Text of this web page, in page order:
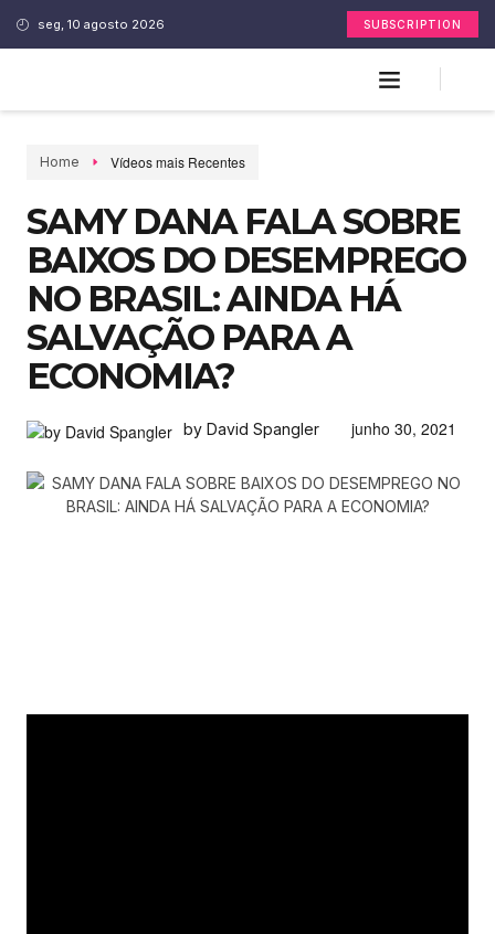
seg, 10 agosto 2026 SUBSCRIPTION
Home Vídeos mais Recentes
SAMY DANA FALA SOBRE
BAIXOS DO DESEMPREGO
NO BRASIL: AINDA HÁ
SALVAÇÃO PARA A
ECONOMIA?
by David Spangler junho 30, 2021